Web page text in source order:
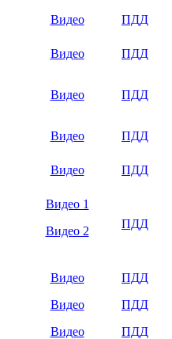
Видео
ПДД
Видео ПДД
Видео ПДД
Видео ПДД
Видео
ПДД
Видео 1
Видео 2
ПДД
Видео
ПДД
Видео
ПДД
Видео
ПДД